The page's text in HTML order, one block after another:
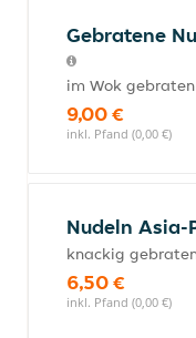
Gebratene
im Wok
9,00 €
inkl. Pfand (0,00 €)
Nudeln Asia-
knackig
6,50 €
inkl. Pfand (0,00 €)